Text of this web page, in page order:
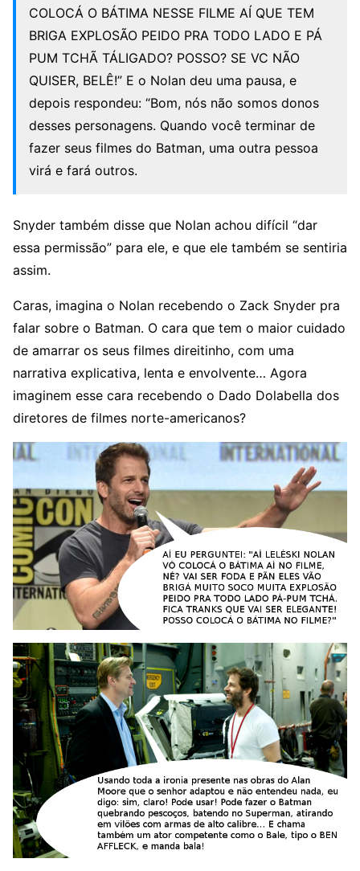
COLOCÁ O BÁTIMA NESSE FILME AÍ QUE TEM
BRIGA EXPLOSÃO PEIDO PRA TODO LADO E PÁ
PUM TCHÃ TÁLIGADO? POSSO? SE VC NÃO
QUISER, BELÊ!” E o Nolan deu uma pausa, e
depois respondeu: “Bom, nós não somos donos
desses personagens. Quando você terminar de
fazer seus filmes do Batman, uma outra pessoa
virá e fará outros.
Snyder também disse que Nolan achou difícil “dar
essa permissão” para ele, e que ele também se sentiria
assim.
Caras, imagina o Nolan recebendo o Zack Snyder pra
falar sobre o Batman. O cara que tem o maior cuidado
de amarrar os seus filmes direitinho, com uma
narrativa explicativa, lenta e envolvente… Agora
imaginem esse cara recebendo o Dado Dolabella dos
diretores de filmes norte-americanos?